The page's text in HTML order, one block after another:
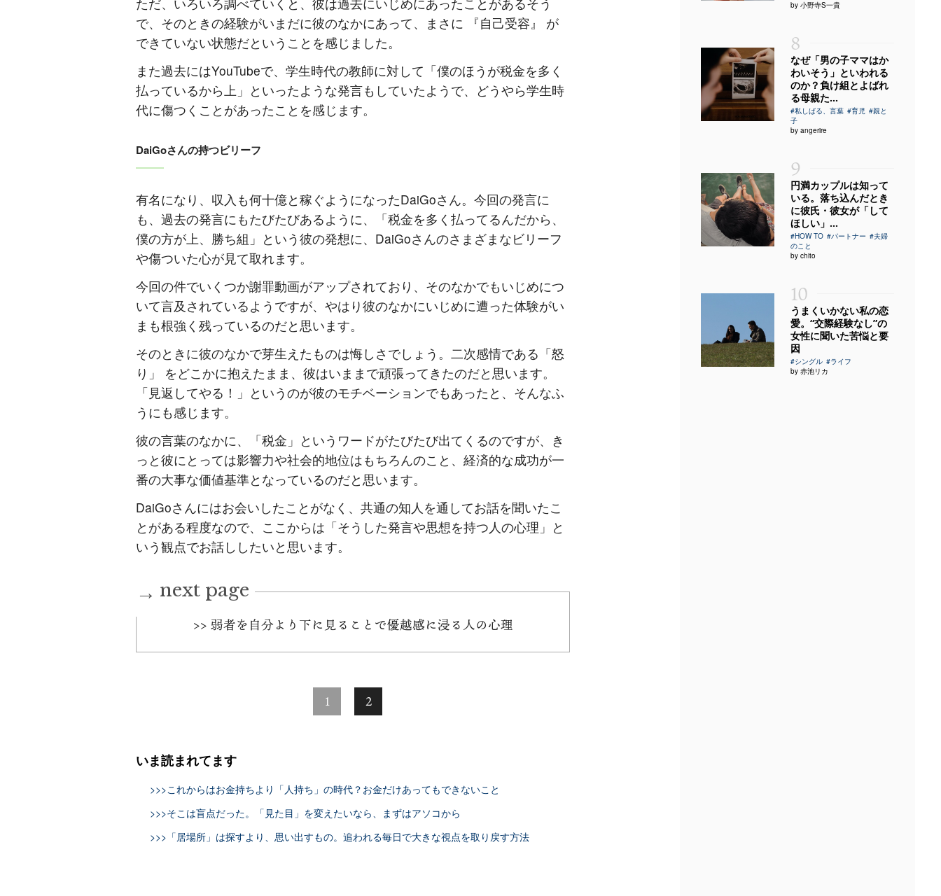
で、そのときの経験がいまだに彼のなかにあって、まさに 『自己受容』 が
できていない状態だということを感じました。
また過去にはYouTubeで、学生時代の教師に対して「僕のほうが税金を多く
払っているから上」といったような発言もしていたようで、どうやら学生時
代に傷つくことがあったことを感じます。
DaiGoさんの持つビリーフ
有名になり、収入も何十億と稼ぐようになったDaiGoさん。今回の発言に
も、過去の発言にもたびたびあるように、「税金を多く払ってるんだから、
僕の方が上、勝ち組」という彼の発想に、DaiGoさんのさまざまなビリーフ
や傷ついた心が見て取れます。
今回の件でいくつか謝罪動画がアップされており、そのなかでもいじめにつ
いて言及されているようですが、やはり彼のなかにいじめに遭った体験がい
まも根強く残っているのだと思います。
そのときに彼のなかで芽生えたものは悔しさでしょう。二次感情である「怒
り」 をどこかに抱えたまま、彼はいままで頑張ってきたのだと思います。
「見返してやる！」というのが彼のモチベーションでもあったと、そんなふ
うにも感じます。
彼の言葉のなかに、「税金」というワードがたびたび出てくるのですが、き
っと彼にとっては影響力や社会的地位はもちろんのこと、経済的な成功が一
番の大事な価値基準となっているのだと思います。
DaiGoさんにはお会いしたことがなく、共通の知人を通してお話を聞いたこ
とがある程度なので、ここからは「そうした発言や思想を持つ人の心理」と
いう観点でお話ししたいと思います。
→ next page
>> 弱者を自分より下に見ることで優越感に浸る人の心理
1 2
いま読まれてます
>>>これからはお金持ちより「人持ち」の時代？お金だけあってもできないこと
>>>そこは盲点だった。「見た目」を変えたいなら、まずはアソコから
>>>「居場所」は探すより、思い出すもの。追われる毎日で大きな視点を取り戻す方法
by 小野寺S一貴
8
なぜ「男の子ママはか
わいそう」といわれる
のか？負け組とよばれ
る母親た...
#私しばる、言葉 #育児 #親と
子
by angerire
9
円満カップルは知って
いる。落ち込んだとき
に彼氏・彼女が「して
ほしい」...
#HOW TO #パートナー #夫婦
のこと
by chito
10
うまくいかない私の恋
愛。“交際経験なし”の
女性に聞いた苦悩と要
因
#シングル #ライフ
by 赤池リカ